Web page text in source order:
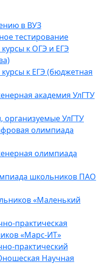
в ВУЗ
тестирование
к ОГЭ и ЕГЭ
к ЕГЭ (бюджетная
академия УлГТУ
УлГТУ
олимпиада
олимпиада
школьников ПАО
«Маленький
практическая
«Марс-ИТ»
практический
Научная